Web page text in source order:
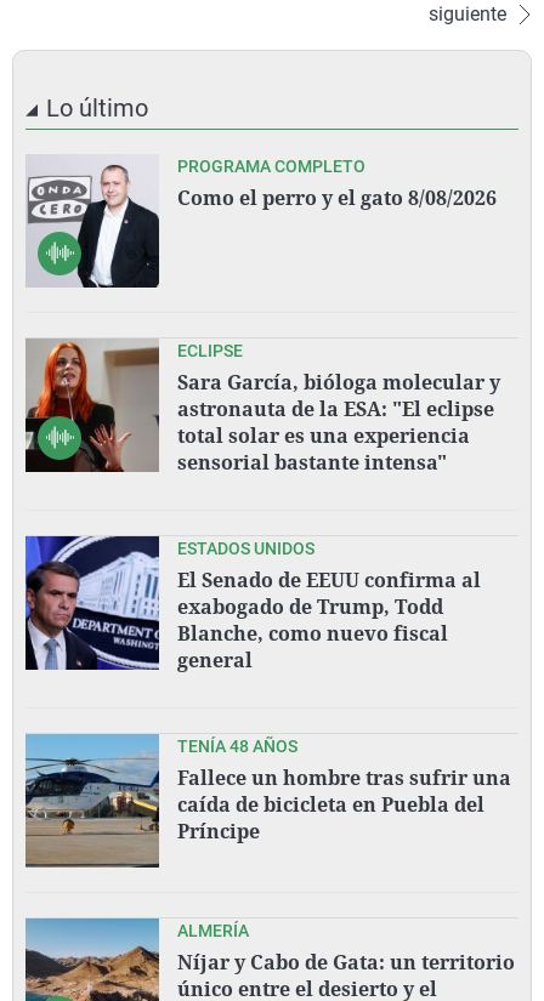
siguiente
Lo último
PROGRAMA COMPLETO
Como el perro y el gato 8/08/2026
ECLIPSE
Sara García, bióloga molecular y
astronauta de la ESA: "El eclipse
total solar es una experiencia
sensorial bastante intensa"
ESTADOS UNIDOS
El Senado de EEUU confirma al
exabogado de Trump, Todd
Blanche, como nuevo fiscal
general
TENÍA 48 AÑOS
Fallece un hombre tras sufrir una
caída de bicicleta en Puebla del
Príncipe
ALMERÍA
Níjar y Cabo de Gata: un territorio
único entre el desierto y el